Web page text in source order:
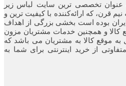
تخصصی ترین سایت لباس زیر
قرن، که ارائه‌کننده با کیفیت ترین و
بوده ‌است بخشی بزرگی از اهداف
و همچنین خدمات مشتریان مزون
موقع کالا به مشتریان می باشد که
از خرید اینترنتی برای شما به